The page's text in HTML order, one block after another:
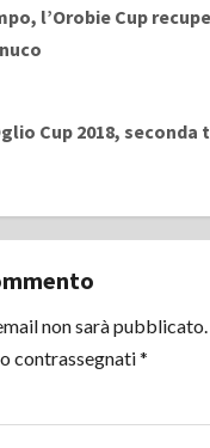
l’Orobie Cup
Cup 2018, seconda
non sarà pubblicato.
contrassegnati*